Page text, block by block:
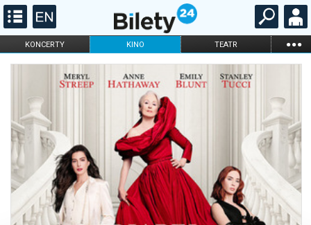
KONCERTY KINO TEATR ...
FILHARMONIA OPERA I BALET
DLA DZIECI
ONLINE KARNETY